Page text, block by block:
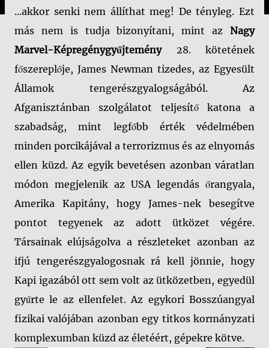
...akkor senki nem állíthat meg! De tényleg. Ezt
más nem is tudja bizonyítani, mint az Nagy
Marvel-Képregénygyűjtemény28. kötetének
főszereplője, James Newman tizedes, az Egyesült
Államok tengerészgyalogságából. Az
Afganisztánban szolgálatot teljesítő katona a
szabadság, mint legfőbb érték védelmében
minden porcikájával a terrorizmus és az elnyomás
ellen küzd. Az egyik bevetésen azonban váratlan
módon megjelenik az USA legendás őrangyala,
Amerika Kapitány, hogy James-nek besegítve
pontot tegyenek az adott ütközet végére.
Társainak elújságolva a részleteket azonban az
ifjú tengerészgyalogosnak rá kell jönnie, hogy
Kapi igazából ott sem volt az ütközetben, egyedül
gyűrte le az ellenfelet. Az egykori Bosszúangyal
fizikai valójában azonban egy titkos kormányzati
komplexumban küzd az életéért, gépekre kötve.